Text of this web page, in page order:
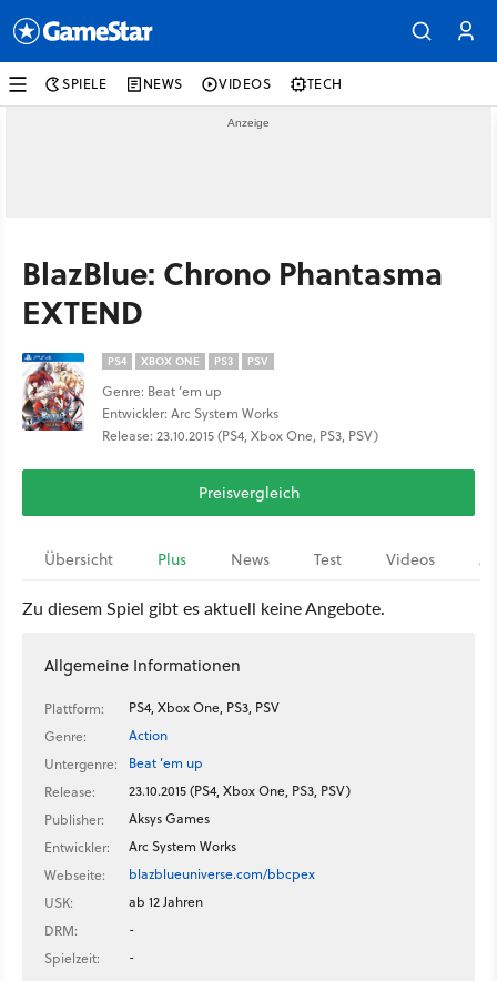
SPIELE NEWS VIDEOS TECH
BlazBlue: Chrono Phantasma
EXTEND
PS4 XBOX ONE PS3 PSV
Genre: Beat ’em up
Entwickler: Arc System Works
Release: 23.10.2015 (PS4, Xbox One, PS3, PSV)
Preisvergleich
Übersicht Plus News Test Videos
Zu diesem Spiel gibt es aktuell keine Angebote.
Allgemeine Informationen
Plattform:
PS4, Xbox One, PS3, PSV
Genre:
Action
Untergenre:
Beat ’em up
Release:
23.10.2015 (PS4, Xbox One, PS3, PSV)
Publisher:
Aksys Games
Entwickler:
Arc System Works
Webseite:
blazblueuniverse.com/bbcpex
USK:
ab 12 Jahren
DRM:
-
Spielzeit:
-